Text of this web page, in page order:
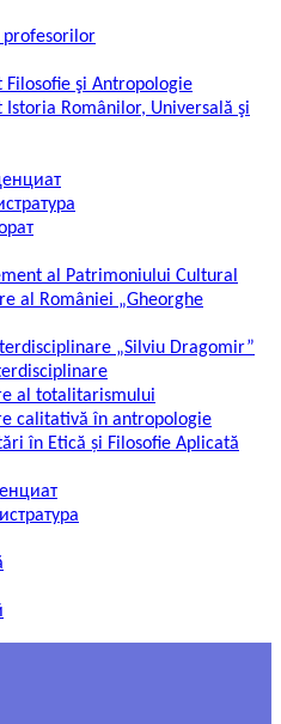
profesorilor
Filosofie şi Antropologie
Istoria Românilor, Universală şi
al Patrimoniului Cultural
al României „Gheorghe
„Silviu Dragomir”
al totalitarismului
calitativă în antropologie
în Etică și Filosofie Aplicată